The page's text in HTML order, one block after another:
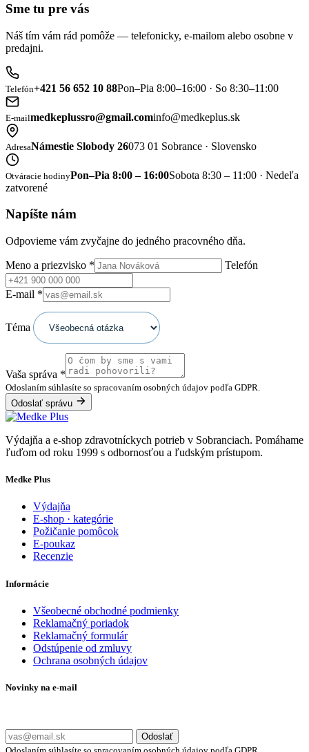
Sme tu pre vás
Náš tím vám rád pomôže — telefonicky, e-mailom alebo osobne v
predajni.
Telefón+421 56 652 10 88Pon–Pia 8:00–16:00 · So 8:30–11:00
E-mailmedkeplussro@gmail.cominfo@medkeplus.sk
AdresaNámestie Slobody 26073 01 Sobrance · Slovensko
Otváracie hodinyPon–Pia 8:00 – 16:00Sobota 8:30 – 11:00 · Nedeľa
zatvorené
Napíšte nám
Odpovieme vám zvyčajne do jedného pracovného dňa.
Meno a priezvisko * Telefón
E-mail *
Téma
Vaša správa *
Odoslaním súhlasíte so spracovaním osobných údajov podľa GDPR.
Odoslať správu
Výdajňa a e-shop zdravotníckych potrieb v Sobranciach. Pomáhame
ľuďom od roku 1999 s odbornosťou a ľudským prístupom.
Medke Plus
Výdajňa
E-shop · kategórie
Požičanie pomôcok
E-poukaz
Recenzie
Informácie
Všeobecné obchodné podmienky
Reklamačný poriadok
Reklamačný formulár
Odstúpenie od zmluvy
Ochrana osobných údajov
Novinky na e-mail
Odoslať